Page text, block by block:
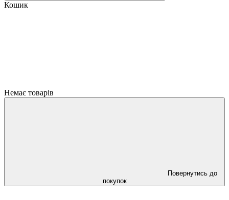
Кошик
Немає товарів
Повернутись до
покупок